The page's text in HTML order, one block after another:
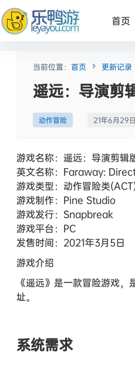
首页
当前位置： 首页 更新记录
遥远：导演
动作冒险 21年6月29日
游戏名称：遥远：导演剪辑
英文名称：Faraway:
游戏类型：动作冒险类
游戏制作：Pine Studio
游戏发行：Snapbreak
游戏平台：PC
发售时间：2021年3月5日
游戏介绍
《遥远》是一款冒险游戏
址。
系统需求